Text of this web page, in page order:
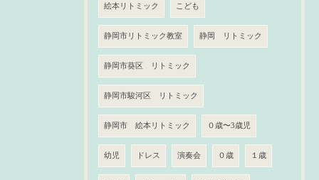
絵本リトミック こども
静岡市リトミック教室 静岡 リトミック
静岡市葵区 リトミック
静岡市駿河区 リトミック
静岡市 絵本リトミック ０歳〜3歳児
幼児 ドレス 演奏会 ０歳 １歳